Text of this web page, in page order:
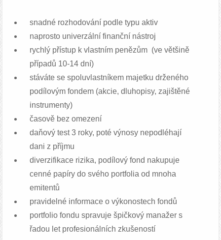
snadné rozhodování podle typu aktiv
naprosto univerzální finanční nástroj
rychlý přístup k vlastním penězům (ve většině
případů 10-14 dní)
stáváte se spoluvlastníkem majetku drženého
podílovým fondem (akcie, dluhopisy, zajištěné
instrumenty)
časově bez omezení
daňový test 3 roky, poté výnosy nepodléhají
dani z příjmu
diverzifikace rizika, podílový fond nakupuje
cenné papíry do svého portfolia od mnoha
emitentů
pravidelné informace o výkonostech fondů
portfolio fondu spravuje špičkový manažer s
řadou let profesionálních zkušeností